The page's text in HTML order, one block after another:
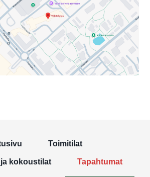
Toimitilat
kokoustilat Tapahtumat